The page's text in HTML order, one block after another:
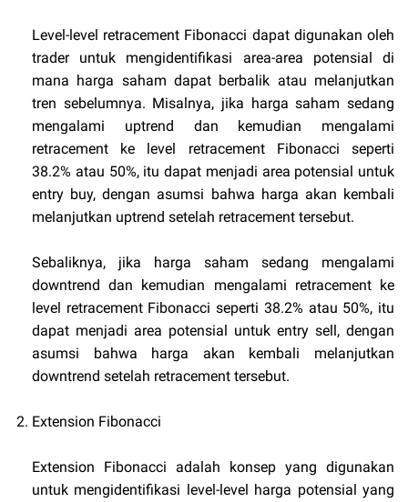
Level-level retracement Fibonacci dapat digunakan oleh
trader untuk mengidentifikasi area-area potensial di
mana harga saham dapat berbalik atau melanjutkan
tren sebelumnya. Misalnya, jika harga saham sedang
mengalami uptrend dan kemudian mengalami
retracement ke level retracement Fibonacci seperti
38.2% atau 50%, itu dapat menjadi area potensial untuk
entry buy, dengan asumsi bahwa harga akan kembali
melanjutkan uptrend setelah retracement tersebut.
Sebaliknya, jika harga saham sedang mengalami
downtrend dan kemudian mengalami retracement ke
level retracement Fibonacci seperti 38.2% atau 50%, itu
dapat menjadi area potensial untuk entry sell, dengan
asumsi bahwa harga akan kembali melanjutkan
downtrend setelah retracement tersebut.
Extension Fibonacci
Extension Fibonacci adalah konsep yang digunakan
untuk mengidentifikasi level-level harga potensial yang